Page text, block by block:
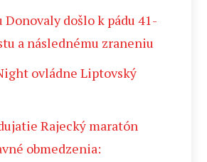
Donovaly došlo k pádu 41-
a následnému zraneniu
ovládne Liptovský
Rajecký maratón
obmedzenia: